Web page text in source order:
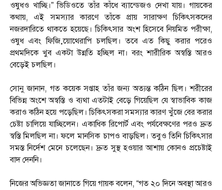
ওষুধও খাচ্ছি।” ভিডিওতে তাঁর কাঁধে ব্যান্ডেজও দেখা যায়। গায়কের
কথায়, এই সমস্যার কারণে তাঁকে প্রায় সারাক্ষণ চিকিৎসকদের
নজরদারিতে থাকতে হয়েছে। চিকিৎসার অংশ হিসেবে নিয়মিত পরীক্ষা,
ওষুধ এবং ফিজ়িয়োথেরাপি চলছিল। তবে এত কিছু করার পরেও
প্রথমদিকে খুব একটা উন্নতি হচ্ছিল না। বরং শারীরিক অস্বস্তি আরও
বেড়েই চলছিল।
সোনু জানান, গত কয়েক সপ্তাহ তাঁর জন্য অত্যন্ত কঠিন ছিল। শরীরের
বিভিন্ন অংশে অস্বস্তি ও ব্যথা এতটাই বেড়ে গিয়েছিল যে স্বাভাবিক কাজ
করাও কঠিন হয়ে পড়েছিল। চিকিৎসকরা সমস্যার কারণ খুঁজে বের করার
চেষ্টা চালিয়ে যাচ্ছিলেন। একাধিক রিপোর্ট এবং পর্যবেক্ষণের পরও দ্রুত
স্বস্তি মিলছিল না। ফলে মানসিক চাপও বাড়ছিল। তবুও তিনি চিকিৎসার
সমস্ত নির্দেশ মেনে চলেছেন। দ্রুত সুস্থ হওয়ার আশায় কোনও প্রচেষ্টাই
বাদ দেননি।
নিজের অভিজ্ঞতা জানাতে গিয়ে গায়ক বলেন, “গত ২০ দিনে অবস্থা আরও